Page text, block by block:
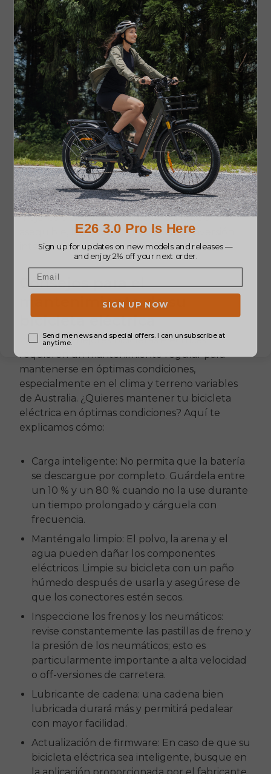
Decathlon Elops LD 920 E es una buena
bicicleta con un precio inferior a los 2500 euros,
ideal para ciclistas principiantes o para quienes
van al trabajo ocasionalmente en bicicleta.
Este modelo cuenta con un motor central de
250W, hasta 90 km de autonomía por carga y
todo lo necesario: guardabarros, luces,
portaequipaje trasero, etc., a pesar de su bajo
precio.
Su diseño cómodo y práctico es una excelente
manera de adentrarse en el mundo de las
bicicletas eléctricas. Para quienes buscan las
mejores bicicletas eléctricas a un precio
asequible, la Elops LD 920 E es una inversión
inteligente.
Consejos para el
mantenimiento de su
bicicleta eléctrica
Incluso las mejores bicicletas eléctricas
requieren un mantenimiento regular para
mantenerse en óptimas condiciones,
especialmente en el clima y terreno variables
de Australia. ¿Quieres mantener tu bicicleta
eléctrica en óptimas condiciones? Aquí te
explicamos cómo:
Carga inteligente: No permita que la batería
se descargue por completo. Guárdela entre
un 10 % y un 80 % cuando no la use durante
un tiempo prolongado y cárguela con
frecuencia.
Manténgalo limpio: El polvo, la arena y el
agua pueden dañar los componentes
eléctricos. Limpie su bicicleta con un paño
húmedo después de usarla y asegúrese de
que los conectores estén secos.
Inspeccione los frenos y los neumáticos:
revise constantemente las pastillas de freno y
la presión de los neumáticos; esto es
particularmente importante a alta velocidad
o off-versiones de carretera.
Lubricante de cadena: una cadena bien
lubricada durará más y permitirá pedalear
con mayor facilidad.
Actualización de firmware: En caso de que su
bicicleta eléctrica sea inteligente, busque en